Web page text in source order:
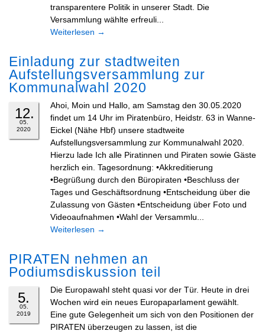
transparentere Politik in unserer Stadt. Die
Versammlung wählte erfreuli...
Weiterlesen →
Einladung zur stadtweiten
Aufstellungsversammlung zur
Kommunalwahl 2020
12.
05.
2020
Ahoi, Moin und Hallo, am Samstag den 30.05.2020
findet um 14 Uhr im Piratenbüro, Heidstr. 63 in Wanne-
Eickel (Nähe Hbf) unsere stadtweite
Aufstellungsversammlung zur Kommunalwahl 2020.
Hierzu lade Ich alle Piratinnen und Piraten sowie Gäste
herzlich ein. Tagesordnung: •Akkreditierung
•Begrüßung durch den Büropiraten •Beschluss der
Tages und Geschäftsordnung •Entscheidung über die
Zulassung von Gästen •Entscheidung über Foto und
Videoaufnahmen •Wahl der Versammlu...
Weiterlesen →
PIRATEN nehmen an
Podiumsdiskussion teil
5.
05.
2019
Die Europawahl steht quasi vor der Tür. Heute in drei
Wochen wird ein neues Europaparlament gewählt.
Eine gute Gelegenheit um sich von den Positionen der
PIRATEN überzeugen zu lassen, ist die